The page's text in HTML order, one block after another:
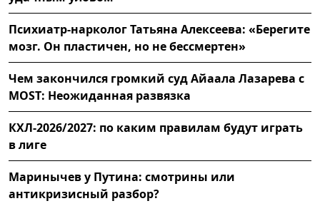
Психиатр-нарколог Татьяна Алексеева: «Берегите
мозг. Он пластичен, но не бессмертен»
Чем закончился громкий суд Айаала Лазарева с
MOST: Неожиданная развязка
КХЛ-2026/2027: по каким правилам будут играть
в лиге
Маринычев у Путина: смотрины или
антикризисный разбор?